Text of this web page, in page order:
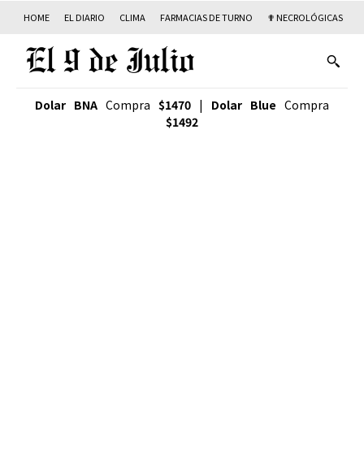
HOME EL DIARIO CLIMA FARMACIAS DE TURNO ✟ NECROLÓGICAS
Dolar BNA Compra $1470 | Dolar Blue Compra
$1492